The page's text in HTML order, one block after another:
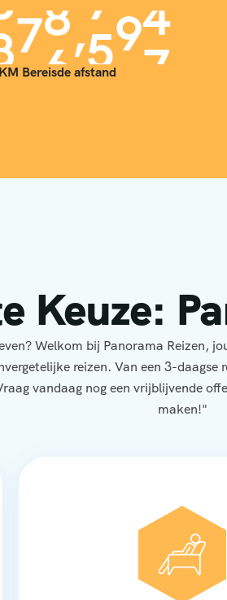
00,000
KM Bereisde afstand
Keuze:
Welkom bij Panorama Reizen,
reizen. Van een 3-
vandaag nog een vrijblijvende
maken!"